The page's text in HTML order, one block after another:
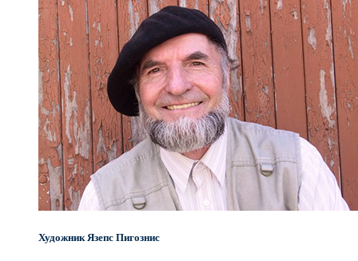
Художник Язепс Пигознис